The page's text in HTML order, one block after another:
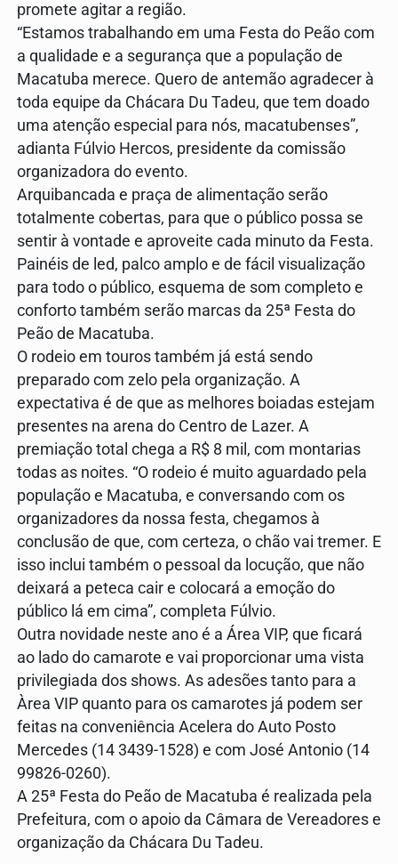
promete agitar a região.
“Estamos trabalhando em uma Festa do Peão com
a qualidade e a segurança que a população de
Macatuba merece. Quero de antemão agradecer à
toda equipe da Chácara Du Tadeu, que tem doado
uma atenção especial para nós, macatubenses”,
adianta Fúlvio Hercos, presidente da comissão
organizadora do evento.
Arquibancada e praça de alimentação serão
totalmente cobertas, para que o público possa se
sentir à vontade e aproveite cada minuto da Festa.
Painéis de led, palco amplo e de fácil visualização
para todo o público, esquema de som completo e
conforto também serão marcas da 25ª Festa do
Peão de Macatuba.
O rodeio em touros também já está sendo
preparado com zelo pela organização. A
expectativa é de que as melhores boiadas estejam
presentes na arena do Centro de Lazer. A
premiação total chega a R$ 8 mil, com montarias
todas as noites. “O rodeio é muito aguardado pela
população e Macatuba, e conversando com os
organizadores da nossa festa, chegamos à
conclusão de que, com certeza, o chão vai tremer. E
isso inclui também o pessoal da locução, que não
deixará a peteca cair e colocará a emoção do
público lá em cima”, completa Fúlvio.
Outra novidade neste ano é a Área VIP, que ficará
ao lado do camarote e vai proporcionar uma vista
privilegiada dos shows. As adesões tanto para a
Àrea VIP quanto para os camarotes já podem ser
feitas na conveniência Acelera do Auto Posto
Mercedes (14 3439-1528) e com José Antonio (14
99826-0260).
A 25ª Festa do Peão de Macatuba é realizada pela
Prefeitura, com o apoio da Câmara de Vereadores e
organização da Chácara Du Tadeu.